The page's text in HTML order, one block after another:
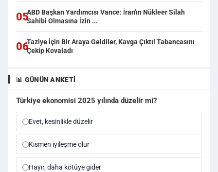
05ABD Başkan Yardımcısı Vance: İran'ın Nükleer Silah
Sahibi Olmasına İzin ...
06Taziye İçin Bir Araya Geldiler, Kavga Çıktı! Tabancasını
Çekip Kovaladı
📊 GÜNÜN ANKETI
Türkiye ekonomisi 2025 yılında düzelir mi?
Evet, kesinlikle düzelir
Kısmen iyileşme olur
Hayır, daha kötüye gider